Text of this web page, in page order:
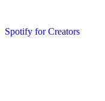
Spotify for Creators